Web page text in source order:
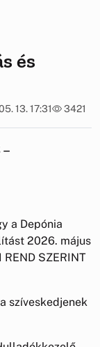
és
13. 17:31 3421
a Depónia
2026. május
SZERINT
szíveskedjenek